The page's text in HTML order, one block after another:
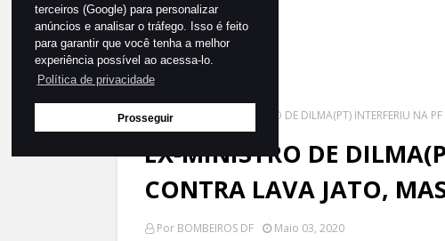
terceiros (Google) para personalizar
anúncios e analisar o tráfego. Isso é feito
para garantir que você tenha a melhor
experiência possível ao acessa-lo.
Política de privacidade
ProsseguirPágina inicial EX-MINISTRO DE DILMA(PT) INTERFERIU NA
EX-MINISTRO DE
CONTRA LAVA JATO,
Por BOMBEIROS DF Maio 03, 2020